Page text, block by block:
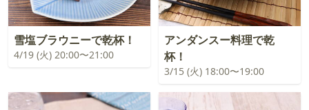
雪塩ブラウニーで乾杯！
4/19 (火) 20:00〜21:00
アンダンスー料理で乾
杯！
3/15 (火) 18:00〜19:00